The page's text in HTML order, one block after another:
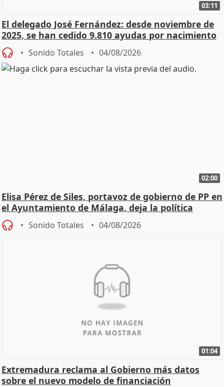
03:11
El delegado José Fernández: desde noviembre de
2025, se han cedido 9.810 ayudas por nacimiento
Sonido Totales 04/08/2026
02:00
Elisa Pérez de Siles, portavoz de gobierno de PP en
el Ayuntamiento de Málaga, deja la política
Sonido Totales 04/08/2026
01:04
Extremadura reclama al Gobierno más datos
sobre el nuevo modelo de financiación